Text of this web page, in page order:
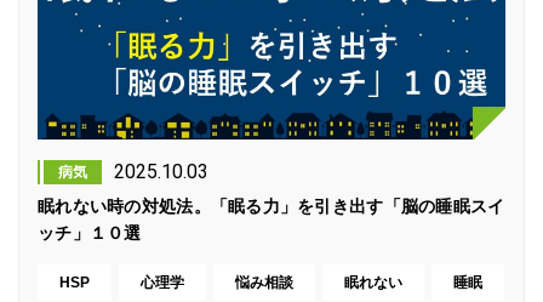
病気 2025.10.03
眠れない時の対処法。「眠る力」を引き出す「脳の睡眠スイ
ッチ」１０選
HSP 心理学 悩み相談 眠れない 睡眠